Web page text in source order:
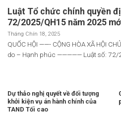
Luật Tổ chức chính quyền
72/2025/QH15 năm 2025
Tháng Chín 18, 2025
QUỐC HỘI ——- CỘNG HÒA XÃ HỘI
do – Hạnh phúc ————— Luật số: 72/
Dự thảo nghị quyết về đối tượng
khởi kiện vụ án hành chính của
TAND Tối cao